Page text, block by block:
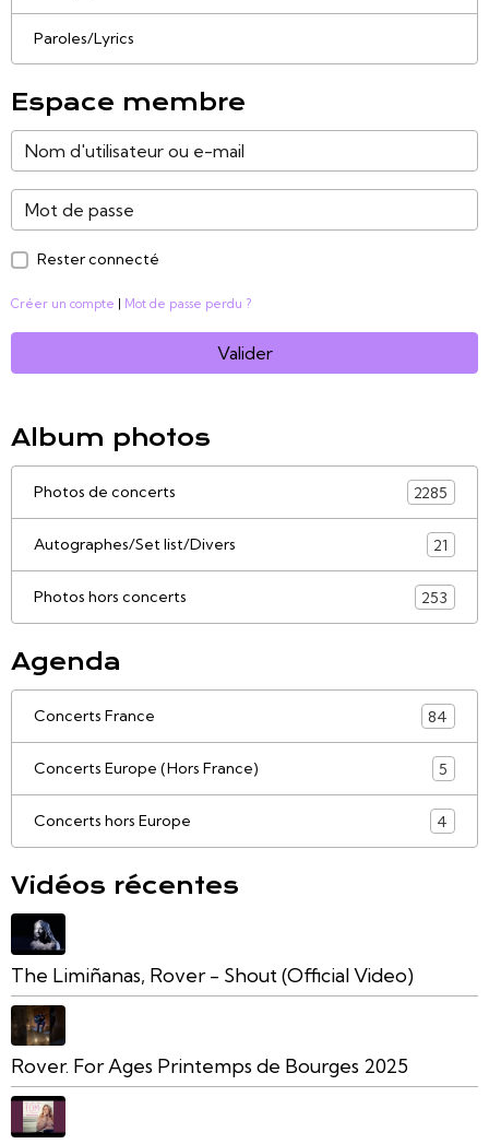
Paroles/Lyrics
Espace membre
Rester connecté
Créer un compte Mot de passe perdu ?
Valider
Album photos
Photos de concerts 2285
Autographes/Set list/Divers 21
Photos hors concerts 253
Agenda
Concerts France 84
Concerts Europe (Hors France) 5
Concerts hors Europe 4
Vidéos récentes
The Limiñanas, Rover - Shout (Official Video)
Rover. For Ages Printemps de Bourges 2025